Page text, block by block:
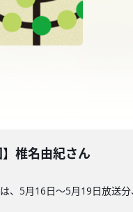
椎名由紀さん
、5月16日〜5月19日放送